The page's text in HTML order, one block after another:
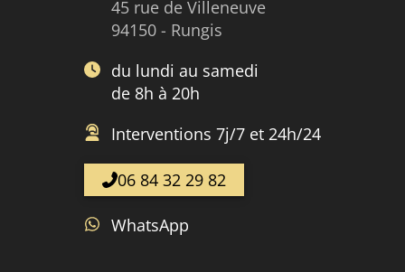
45 rue de Villeneuve
94150 - Rungis
du lundi au samedi
de 8h à 20h
Interventions 7j/7 et 24h/24
06 84 32 29 82
WhatsApp